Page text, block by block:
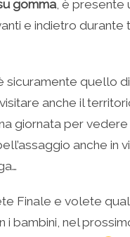
gomma, è presente
e indietro durante
sicuramente quello
anche il
giornata per
anche in
Finale e volete
i bambini, nel